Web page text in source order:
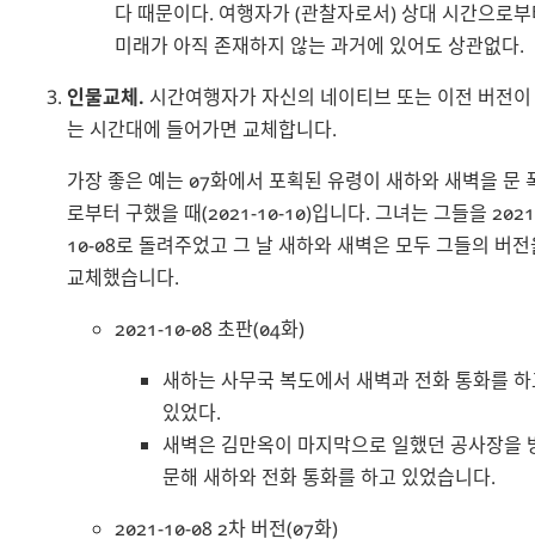
다 때문이다. 여행자가 (관찰자로서) 상대 시간으로
미래가 아직 존재하지 않는 과거에 있어도 상관없다.
인물교체. 시간여행자가 자신의 네이티브 또는 이전 버전
는 시간대에 들어가면 교체합니다.
가장 좋은 예는 07화에서 포획된 유령이 새하와 새벽을 문
로부터 구했을 때(2021-10-10)입니다. 그녀는 그들을
10-08로 돌려주었고 그 날 새하와 새벽은 모두 그들의 버전
교체했습니다.
2021-10-08 초판(04화)
새하는 사무국 복도에서 새벽과 전화 통화를
있었다.
새벽은 김만옥이 마지막으로 일했던 공사장을
문해 새하와 전화 통화를 하고 있었습니다.
2021-10-08 2차 버전(07화)